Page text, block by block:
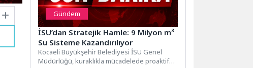
Gündem
İSU’dan Stratejik Hamle: 9 Milyon m³
Su Sisteme Kazandırılıyor
Kocaeli Büyükşehir Belediyesi İSU Genel
Müdürlüğü, kuraklıkla mücadelede proaktif